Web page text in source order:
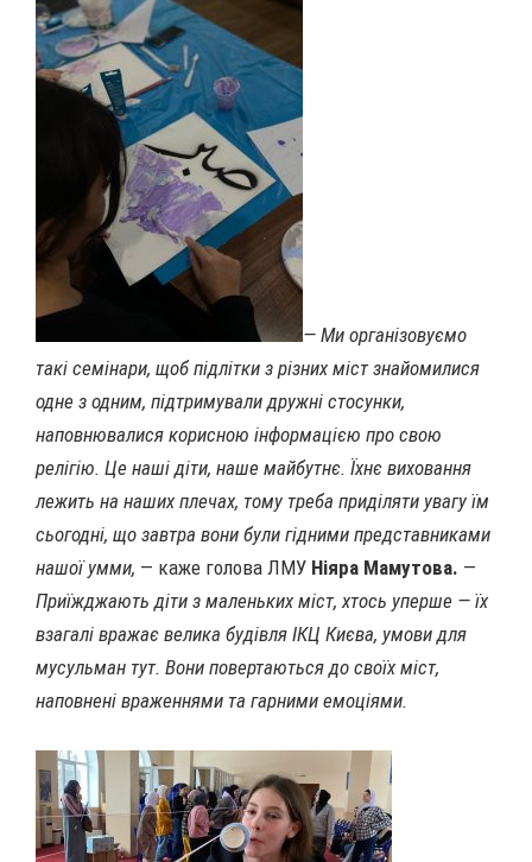
— Ми організовуємо
такі семінари, щоб підлітки з різних міст знайомилися
одне з одним, підтримували дружні стосунки,
наповнювалися корисною інформацією про свою
релігію. Це наші діти, наше майбутнє. Їхнє виховання
лежить на наших плечах, тому треба приділяти увагу їм
сьогодні, що завтра вони були гідними представниками
нашої умми, — каже голова ЛМУ Ніяра Мамутова. —
Приїжджають діти з маленьких міст, хтось уперше — їх
взагалі вражає велика будівля ІКЦ Києва, умови для
мусульман тут. Вони повертаються до своїх міст,
наповнені враженнями та гарними емоціями.